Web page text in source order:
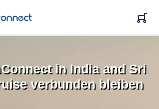
in India and Sri
verbunden bleiben